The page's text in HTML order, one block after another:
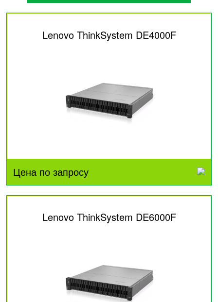
Lenovo ThinkSystem DE4000F
Цена по запросу
Lenovo ThinkSystem DE6000F